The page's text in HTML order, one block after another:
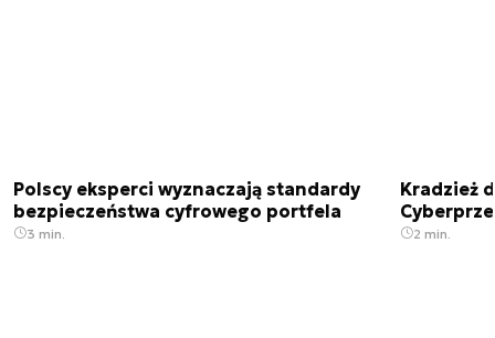
Polscy eksperci wyznaczają standardy
bezpieczeństwa cyfrowego portfela
3 min.
Kradzież
2 min.